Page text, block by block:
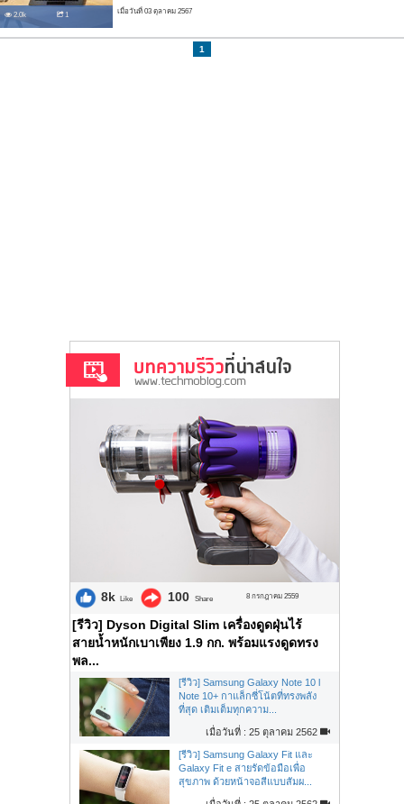
2.0k 1 เมื่อวันที่ 03 ตุลาคม 2567
1
8k Like 100 Share 8 กรกฎาคม 2559
[รีวิว] Dyson Digital Slim เครื่องดูดฝุ่นไร้
สายน้ำหนักเบาเพียง 1.9 กก. พร้อมแรงดูดทรง
พล...
[รีวิว] Samsung Galaxy Note 10 l
Note 10+ กาแล็กซี่โน้ตที่ทรงพลัง
ที่สุด เติมเต็มทุกความ...
เมื่อวันที่ : 25 ตุลาคม 2562
[รีวิว] Samsung Galaxy Fit และ
Galaxy Fit e สายรัดข้อมือเพื่อ
สุขภาพ ด้วยหน้าจอสีแบบสัมผ...